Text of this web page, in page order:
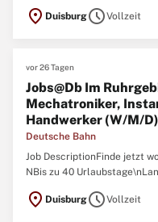
MechatronikDu möchtest in
location_on DuisburgscheduleVollzeit
vor 26 Tagen
Jobs@Db Im
Mechatroniker,
Handwerker (W/M/D)
Deutsche Bahn
Job DescriptionFinde jetzt
NBis zu 40
Mechatronik\ NDu
location_on DuisburgscheduleVollzeit